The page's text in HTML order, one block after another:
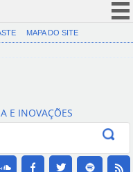
CORONAVÍRUS (COVID-19)
Canais
MAPA DO SITE
E INOVAÇÕES